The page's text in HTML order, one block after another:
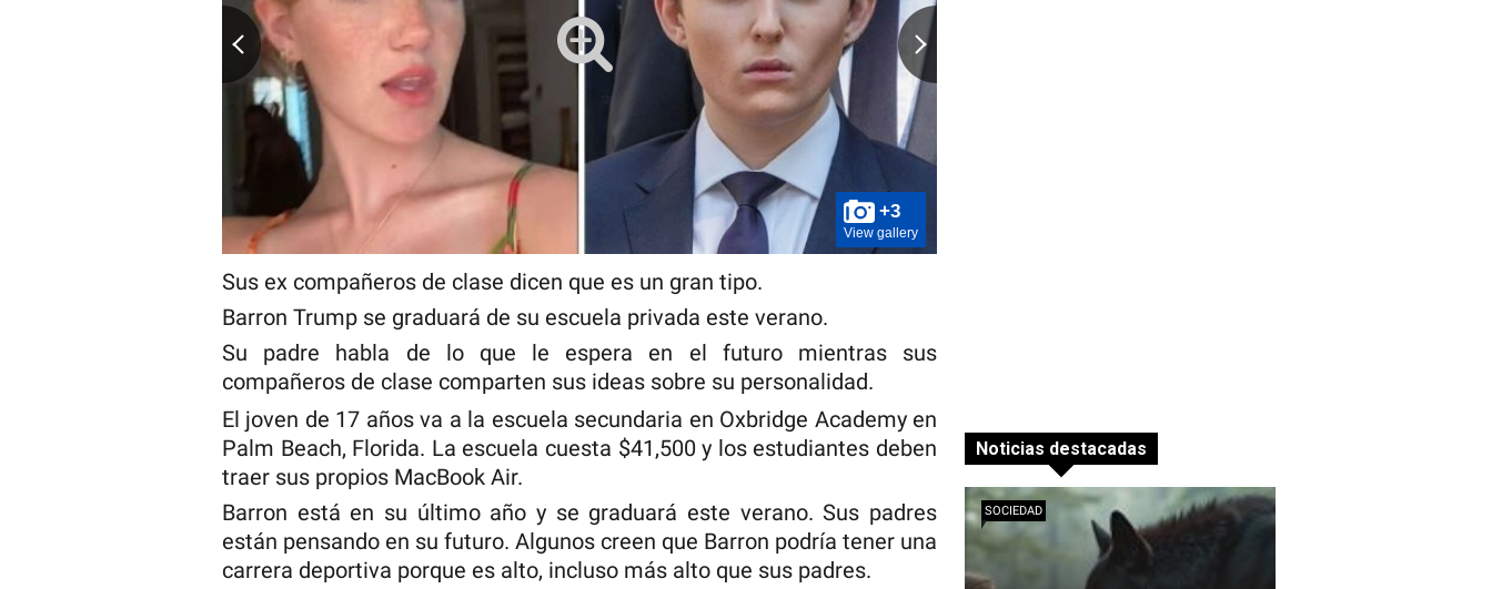
+3
View gallery
Sus ex compañeros de clase dicen que es un gran tipo.
Barron Trump se graduará de su escuela privada este verano.
Su padre habla de lo que le espera en el futuro mientras sus
compañeros de clase comparten sus ideas sobre su personalidad.
El joven de 17 años va a la escuela secundaria en Oxbridge Academy en
Palm Beach, Florida. La escuela cuesta $41,500 y los estudiantes deben
traer sus propios MacBook Air.
Barron está en su último año y se graduará este verano. Sus padres
están pensando en su futuro. Algunos creen que Barron podría tener una
carrera deportiva porque es alto, incluso más alto que sus padres.
Noticias destacadas
SOCIEDAD